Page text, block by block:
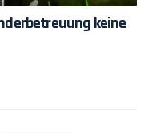
keine